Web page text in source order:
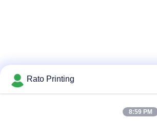
Rato Printing
8:59 PM